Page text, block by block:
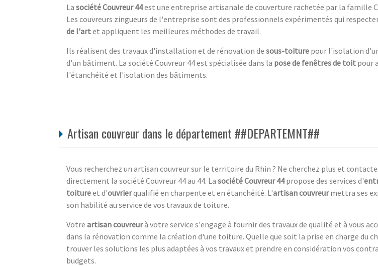
La société Couvreur 44est une entreprise artisanale de couverture rachetée par la famille
Les couvreurs zingueurs de l'entreprise sont des professionnels expérimentés qui
de l'artet appliquent les meilleures méthodes de travail.
Ils réalisent des travaux d'installation et de rénovation de sous-toiture pour l'isolation
d'un bâtiment. La société Couvreur 44 est spécialisée dans la pose de fenêtres de toit pour
l'étanchéité et l'isolation des bâtiments.
Artisan couvreur dans le département ##DEPARTEMNT##
Vous recherchez un artisan couvreur sur le territoire du Rhin ? Ne cherchez plus et
directement la société Couvreur 44 au 44. La société Couvreur 44propose des services d'
toitureet d'ouvrierqualifié en charpente et en étanchéité. L'artisan couvreurmettra ses
son habilité au service de vos travaux de toiture.
Votre artisan couvreurà votre service s'engage à fournir des travaux de qualité et à vous
dans la rénovation comme la création d'une toiture. Quelle que soit la prise en charge du
trouver les solutions les plus adaptées à vos travaux et prendre en considération vos
budgets.